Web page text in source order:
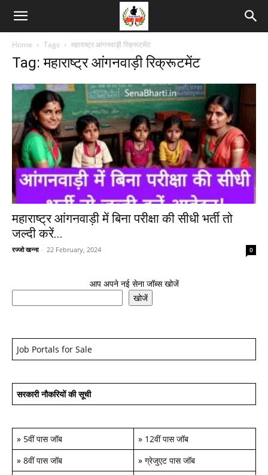
Home Tags महाराष्ट्र आंगनवाड़ी रिक्रूटमेंट
Tag: महाराष्ट्र आंगनवाड़ी रिक्रूटमेंट
महाराष्ट्र आंगनवाड़ी में बिना परीक्षा की सीधी भर्ती तो
जल्दी करें...
रज्जो खन्ना - 22 February, 2024 0
आप अपने नई सेना जॉब्स खोजें
खोजें
Job Portals for Sale
सरकारी नौकरियों की सूची
» 5वीं पास जॉब » 12वीं पास जॉब
» 8वीं पास जॉब » ग्रेजुएट पास जॉब